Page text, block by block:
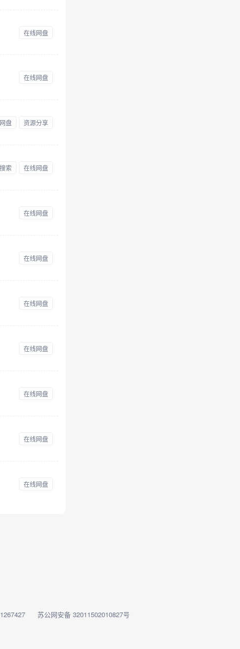
在线网盘
在线网盘
盘 资源分享
索 在线网盘
在线网盘
在线网盘
在线网盘
在线网盘
在线网盘
在线网盘
在线网盘
苏公网安备 32011502010827号